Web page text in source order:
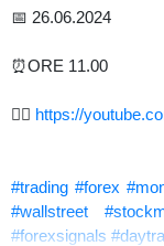
📅 26.06.2024
⏰ORE 11.00
👉🏻 https://
#trading #forex
#wallstreet
#forexsignals